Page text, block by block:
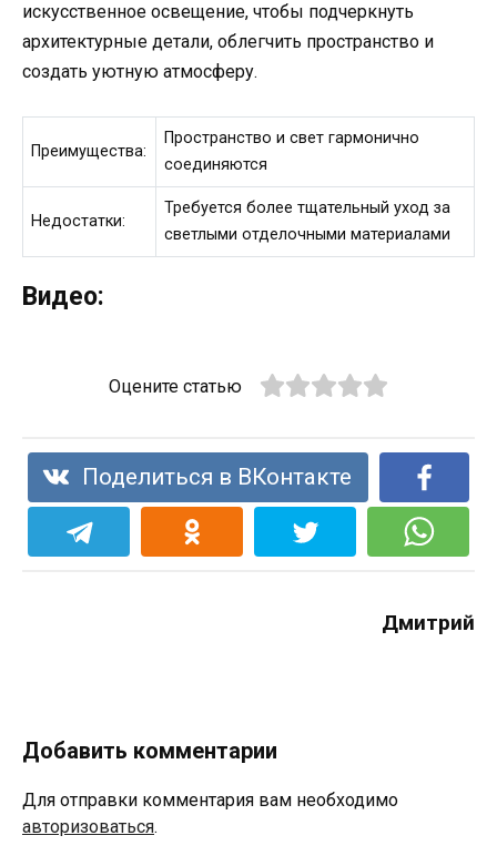
искусственное освещение, чтобы подчеркнуть
архитектурные детали, облегчить пространство и
создать уютную атмосферу.
Преимущества:
Пространство и свет гармонично
соединяются
Недостатки:
Требуется более тщательный уход за
светлыми отделочными материалами
Видео:
Оцените статью
Поделиться в ВКонтакте
Дмитрий
Добавить комментарии
Для отправки комментария вам необходимо
авторизоваться.